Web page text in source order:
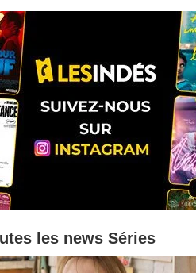
les news Séries